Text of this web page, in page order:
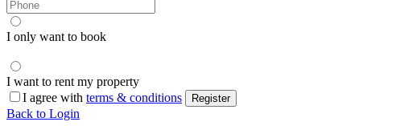
I only want to book
I want to rent my property
I agree with terms & conditions Register
Back to Login